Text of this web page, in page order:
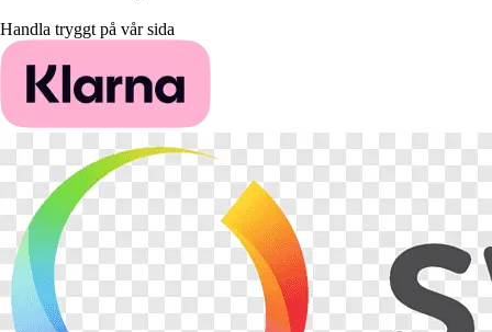
Handla tryggt på vår sida